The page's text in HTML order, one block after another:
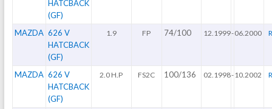
HATCBACK
(GF)
MAZDA 626 V
HATCBACK
(GF)
1.9 FP 74/100 12.1999-06.2000
MAZDA 626 V
HATCBACK
(GF)
2.0 H.P FS2C 100/136 02.1998-10.2002